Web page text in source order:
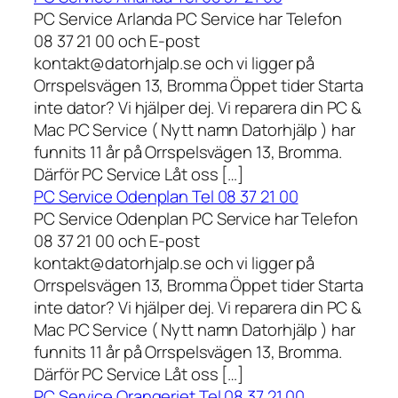
PC Service Arlanda PC Service har Telefon
08 37 21 00 och E-post
kontakt@datorhjalp.se och vi ligger på
Orrspelsvägen 13, Bromma Öppet tider Starta
inte dator? Vi hjälper dej. Vi reparera din PC &
Mac PC Service ( Nytt namn Datorhjälp ) har
funnits 11 år på Orrspelsvägen 13, Bromma.
Därför PC Service Låt oss […]
PC Service Odenplan Tel 08 37 21 00
PC Service Odenplan PC Service har Telefon
08 37 21 00 och E-post
kontakt@datorhjalp.se och vi ligger på
Orrspelsvägen 13, Bromma Öppet tider Starta
inte dator? Vi hjälper dej. Vi reparera din PC &
Mac PC Service ( Nytt namn Datorhjälp ) har
funnits 11 år på Orrspelsvägen 13, Bromma.
Därför PC Service Låt oss […]